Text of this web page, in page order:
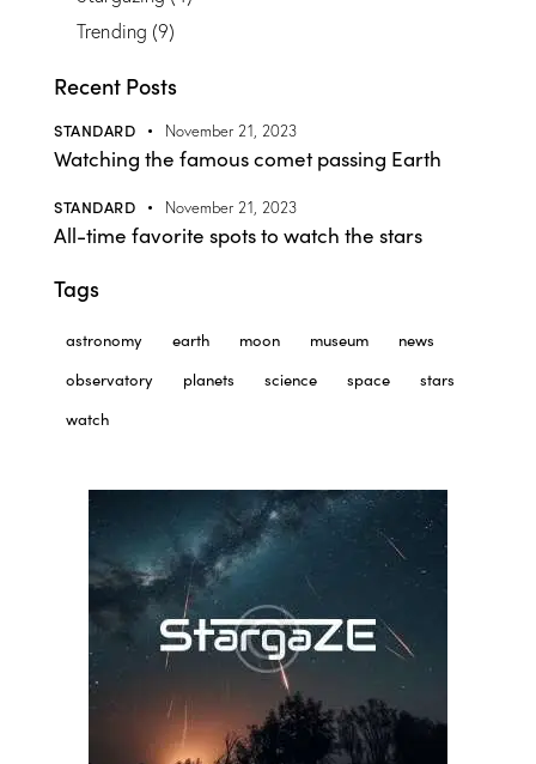
Trending (9)
Recent Posts
STANDARD November 21, 2023
Watching the famous comet passing Earth
STANDARD November 21, 2023
All-time favorite spots to watch the stars
Tags
astronomy earth moon museum
news
observatory
planets science space
stars
watch